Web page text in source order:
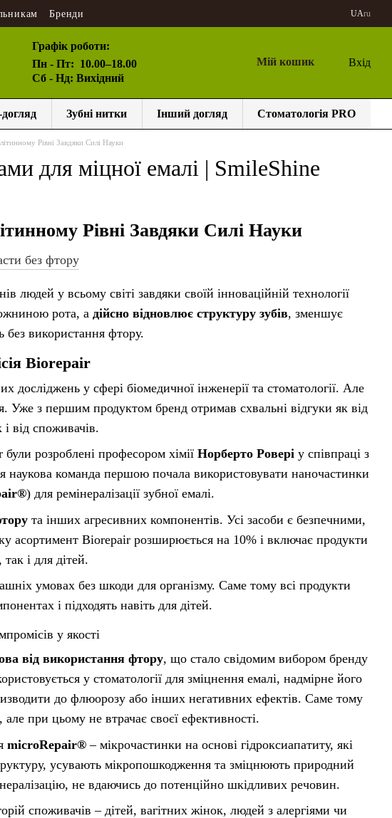
Бренди UAru
Графік роботи:
Пн - Пт: 10.00–18.00
Сб - Нд: Вихідний
Мій кошик Вхід
Зубні нитки Інший догляд Стоматологія PRO
Рівні Завдяки Силі Науки
для міцної емалі | SmileShine
Рівні Завдяки Силі Науки
людей у всьому світі завдяки своїй інноваційній технології
рота, а дійсно відновлює структуру зубів, зменшує
без використання фтору.
Biorepair
досліджень у сфері біомедичної інженерії та стоматології. Але
з першим продуктом бренд отримав схвальні відгуки як від
від споживачів.
розроблені професором хімії Норберто Роверіу співпраці з
наукова команда першою почала використовувати наночастинки
) для ремінералізації зубної емалі.
та інших агресивних компонентів. Усі засоби є безпечними,
асортимент Biorepair розширюється на 10% і включає продукти
і для дітей.
умовах без шкоди для організму. Саме тому всі продукти
і підходять навіть для дітей.
у якості
від використання фтору, що стало свідомим вибором бренду
у стоматології для зміцнення емалі, надмірне його
до флюорозу або інших негативних ефектів. Саме тому
, але при цьому не втрачає своєї ефективності.
microRepair® – мікрочастинки на основі гідроксиапатиту, які
усувають мікропошкодження та зміцнюють природний
не вдаючись до потенційно шкідливих речовин.
споживачів – дітей, вагітних жінок, людей з алергіями чи